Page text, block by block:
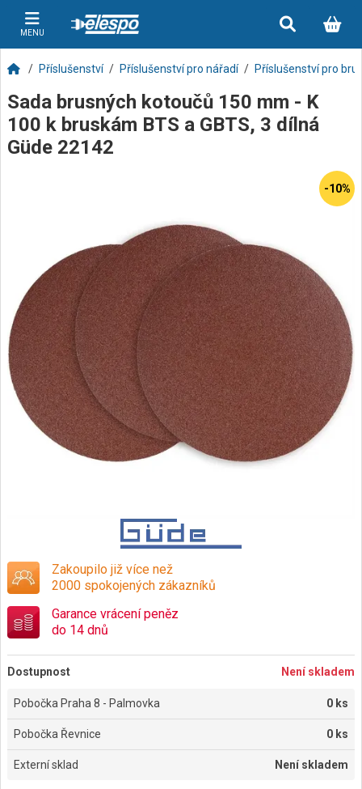
MENU
Příslušenství Příslušenství pro nářadí Příslušenství pro
Sada brusných kotoučů 150 mm - K
100 k bruskám BTS a GBTS, 3 dílná
Güde 22142
-10%
Zakoupilo již více než
2000 spokojených zákazníků
Garance vrácení peněz
do 14 dnů
Dostupnost Není skladem
Pobočka Praha 8 - Palmovka 0 ks
Pobočka Řevnice 0 ks
Externí sklad Není skladem